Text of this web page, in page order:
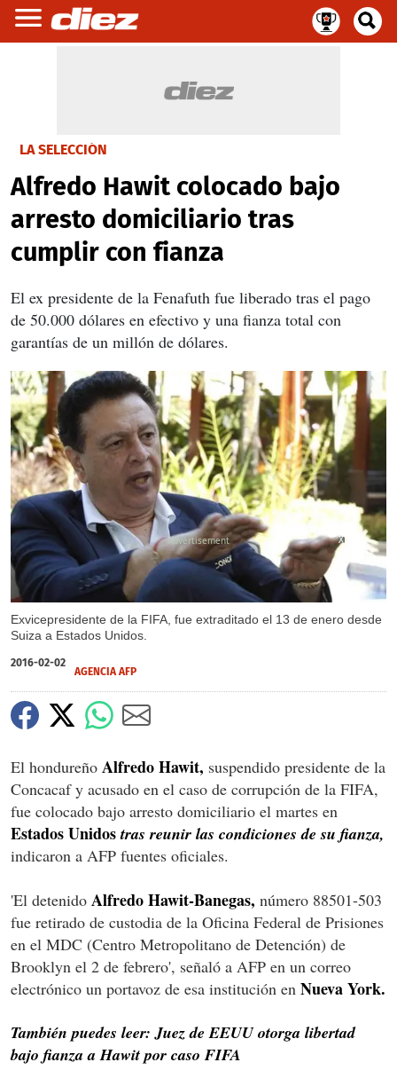
LA SELECCIÓN
Alfredo Hawit colocado bajo
arresto domiciliario tras
cumplir con fianza
El ex presidente de la Fenafuth fue liberado tras el pago
de 50.000 dólares en efectivo y una fianza total con
garantías de un millón de dólares.
Exvicepresidente de la FIFA, fue extraditado el 13 de enero desde
Suiza a Estados Unidos.
X
2016-02-02
AGENCIA AFP
El hondureño Alfredo Hawit, suspendido presidente de la
Concacaf y acusado en el caso de corrupción de la FIFA,
fue colocado bajo arresto domiciliario el martes en
Estados Unidos tras reunir las condiciones de su fianza,
indicaron a AFP fuentes oficiales.
'El detenido Alfredo Hawit-Banegas, número 88501-503
fue retirado de custodia de la Oficina Federal de Prisiones
en el MDC (Centro Metropolitano de Detención) de
Brooklyn el 2 de febrero', señaló a AFP en un correo
electrónico un portavoz de esa institución en Nueva York.
También puedes leer: Juez de EEUU otorga libertad
bajo fianza a Hawit por caso FIFA